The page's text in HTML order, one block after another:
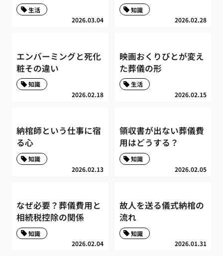
2026.03.04
生活
2026.02.28
知識
エンバーミングと死化
粧その違い
2026.02.18
知識
映画おくりびとが変え
た葬儀の形
2026.02.15
生活
納棺師という仕事に宿
る心
2026.02.13
知識
領収書が出ない葬儀費
用はどうする？
2026.02.05
知識
なぜ必要？葬儀費用と
相続税控除の関係
2026.02.04
知識
故人を送る儀式納棺の
流れ
2026.01.31
知識